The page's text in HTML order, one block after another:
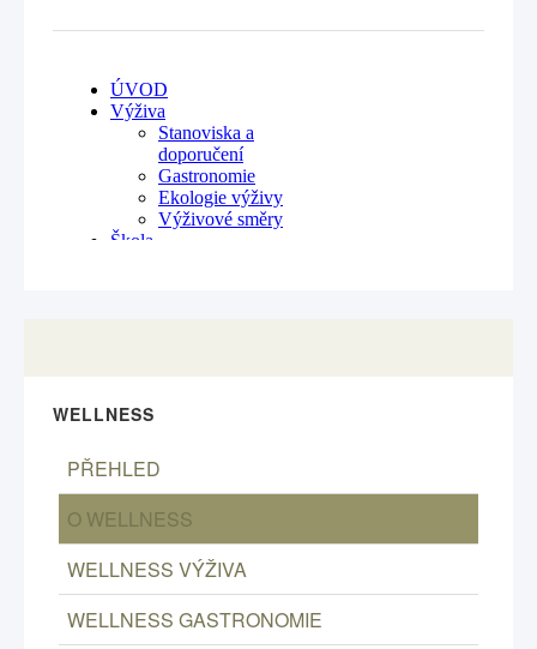
WELLNESS
PŘEHLED
O WELLNESS
WELLNESS VÝŽIVA
WELLNESS GASTRONOMIE